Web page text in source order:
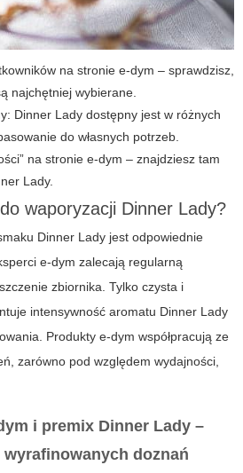
na stronie e-dym – sprawdzisz,
najchętniej wybierane.
Dinner Lady dostępny jest w różnych
do własnych potrzeb.
na stronie e-dym – znajdziesz tam
Lady.
waporyzacji Dinner Lady?
Dinner Lady jest odpowiednie
e-dym zalecają regularną
zbiornika. Tylko czysta i
intensywność aromatu Dinner Lady
Produkty e-dym współpracują ze
zarówno pod względem wydajności,
i premix Dinner Lady –
doznań